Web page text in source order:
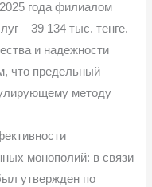
года филиалом
– 39 134 тыс. тенге.
и надежности
что предельный
методу
монополий: в связи
утвержден по